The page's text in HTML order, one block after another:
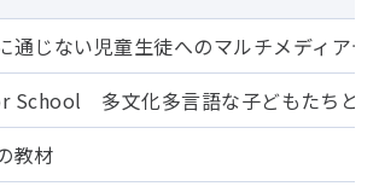
通じない児童生徒へのマルチメディア
School 多文化多言語な子どもたちと
教材